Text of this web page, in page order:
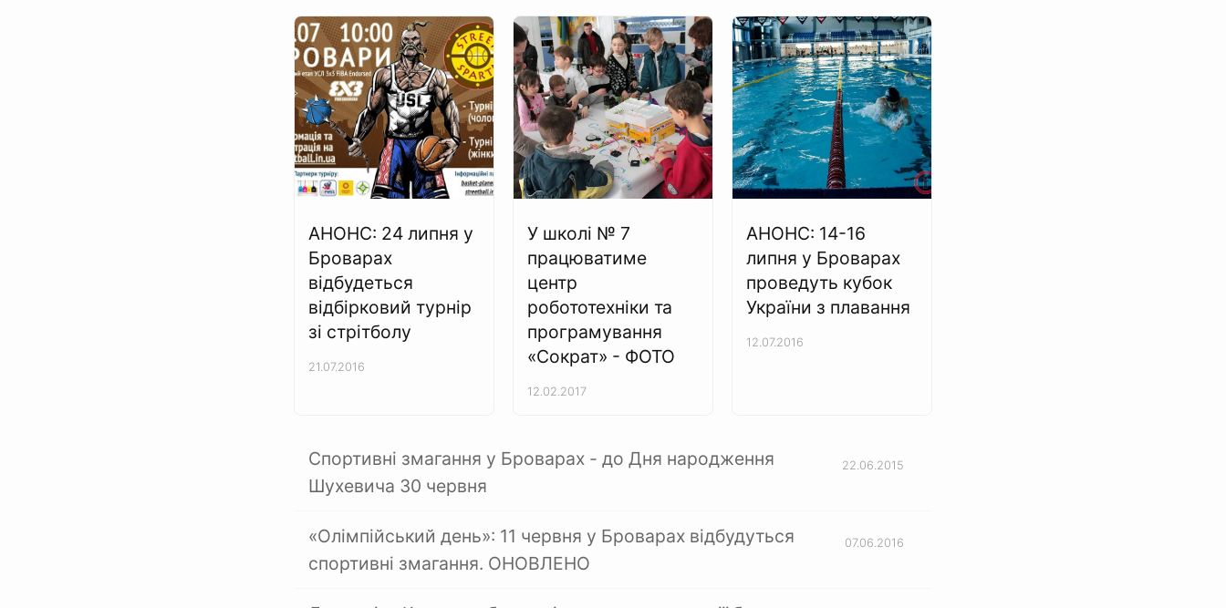
АНОНС: 24 липня у
Броварах
відбудеться
відбірковий турнір
зі стрітболу
21.07.2016
У школі № 7
працюватиме
центр
робототехніки та
програмування
«Сократ» - ФОТО
12.02.2017
АНОНС: 14-16
липня у Броварах
проведуть кубок
України з плавання
12.07.2016
Спортивні змагання у Броварах - до Дня народження
Шухевича 30 червня
22.06.2015
«Олімпійський день»: 11 червня у Броварах відбудуться
спортивні змагання. ОНОВЛЕНО
07.06.2016